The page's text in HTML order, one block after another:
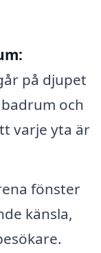
på djupet
och
varje yta är
fönster
känsla,